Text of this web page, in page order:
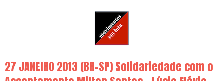
27 JANEIRO 2013 (BR-SP) Solidariedade com o